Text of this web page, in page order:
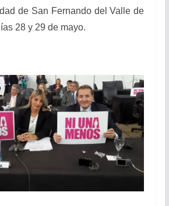
de San Fernando del Valle de
28 y 29 de mayo.